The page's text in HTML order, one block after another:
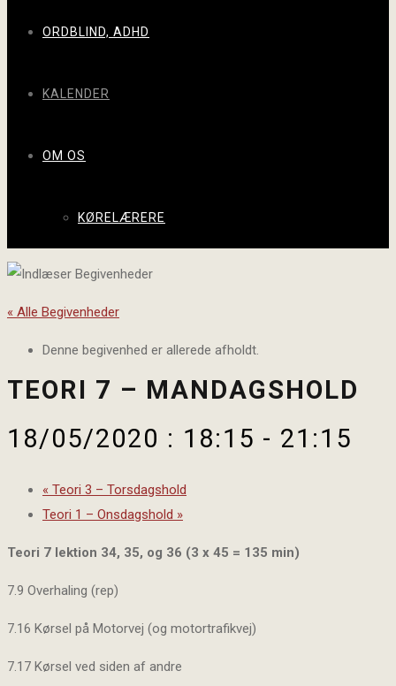
ORDBLIND, ADHD
KALENDER
OM OS
KØRELÆRERE
« Alle Begivenheder
Denne begivenhed er allerede afholdt.
TEORI 7 – MANDAGSHOLD
18/05/2020 : 18:15 - 21:15
« Teori 3 – Torsdagshold
Teori 1 – Onsdagshold »
Teori 7 lektion 34, 35, og 36 (3 x 45 = 135 min)
7.9 Overhaling (rep)
7.16 Kørsel på Motorvej (og motortrafikvej)
7.17 Kørsel ved siden af andre